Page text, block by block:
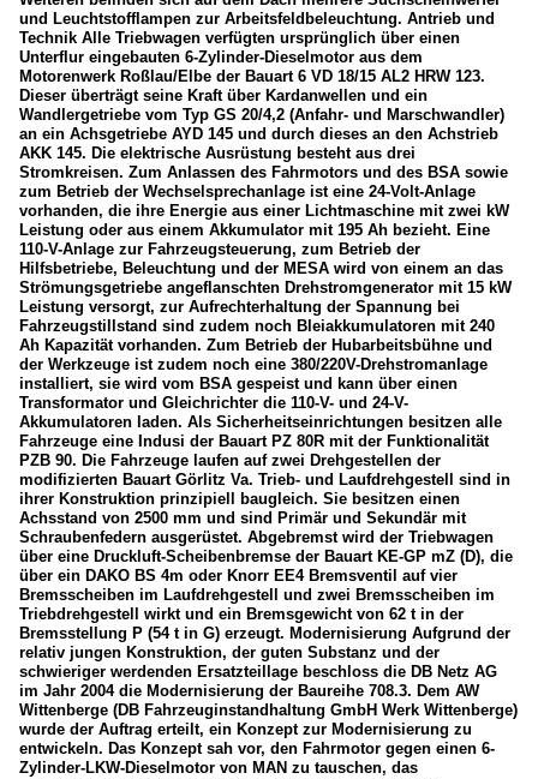
und Leuchtstofflampen zur Arbeitsfeldbeleuchtung. Antrieb und
Technik Alle Triebwagen verfügten ursprünglich über einen
Unterflur eingebauten 6-Zylinder-Dieselmotor aus dem
Motorenwerk Roßlau/Elbe der Bauart 6 VD 18/15 AL2 HRW 123.
Dieser überträgt seine Kraft über Kardanwellen und ein
Wandlergetriebe vom Typ GS 20/4,2 (Anfahr- und Marschwandler)
an ein Achsgetriebe AYD 145 und durch dieses an den Achstrieb
AKK 145. Die elektrische Ausrüstung besteht aus drei
Stromkreisen. Zum Anlassen des Fahrmotors und des BSA sowie
zum Betrieb der Wechselsprechanlage ist eine 24-Volt-Anlage
vorhanden, die ihre Energie aus einer Lichtmaschine mit zwei kW
Leistung oder aus einem Akkumulator mit 195 Ah bezieht. Eine
110-V-Anlage zur Fahrzeugsteuerung, zum Betrieb der
Hilfsbetriebe, Beleuchtung und der MESA wird von einem an das
Strömungsgetriebe angeflanschten Drehstromgenerator mit 15 kW
Leistung versorgt, zur Aufrechterhaltung der Spannung bei
Fahrzeugstillstand sind zudem noch Bleiakkumulatoren mit 240
Ah Kapazität vorhanden. Zum Betrieb der Hubarbeitsbühne und
der Werkzeuge ist zudem noch eine 380/220V-Drehstromanlage
installiert, sie wird vom BSA gespeist und kann über einen
Transformator und Gleichrichter die 110-V- und 24-V-
Akkumulatoren laden. Als Sicherheitseinrichtungen besitzen alle
Fahrzeuge eine Indusi der Bauart PZ 80R mit der Funktionalität
PZB 90. Die Fahrzeuge laufen auf zwei Drehgestellen der
modifizierten Bauart Görlitz Va. Trieb- und Laufdrehgestell sind in
ihrer Konstruktion prinzipiell baugleich. Sie besitzen einen
Achsstand von 2500 mm und sind Primär und Sekundär mit
Schraubenfedern ausgerüstet. Abgebremst wird der Triebwagen
über eine Druckluft-Scheibenbremse der Bauart KE-GP mZ (D), die
über ein DAKO BS 4m oder Knorr EE4 Bremsventil auf vier
Bremsscheiben im Laufdrehgestell und zwei Bremsscheiben im
Triebdrehgestell wirkt und ein Bremsgewicht von 62 t in der
Bremsstellung P (54 t in G) erzeugt. Modernisierung Aufgrund der
relativ jungen Konstruktion, der guten Substanz und der
schwieriger werdenden Ersatzteillage beschloss die DB Netz AG
im Jahr 2004 die Modernisierung der Baureihe 708.3. Dem AW
Wittenberge (DB Fahrzeuginstandhaltung GmbH Werk Wittenberge)
wurde der Auftrag erteilt, ein Konzept zur Modernisierung zu
entwickeln. Das Konzept sah vor, den Fahrmotor gegen einen 6-
Zylinder-LKW-Dieselmotor von MAN zu tauschen, das